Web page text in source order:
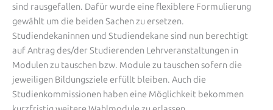
sind rausgefallen. Dafür wurde eine flexiblere Formulierung
gewählt um die beiden Sachen zu ersetzen.
Studiendekaninnen und Studiendekane sind nun berechtigt
auf Antrag des/der Studierenden Lehrveranstaltungen in
Modulen zu tauschen bzw. Module zu tauschen sofern die
jeweiligen Bildungsziele erfüllt bleiben. Auch die
Studienkommissionen haben eine Möglichkeit bekommen